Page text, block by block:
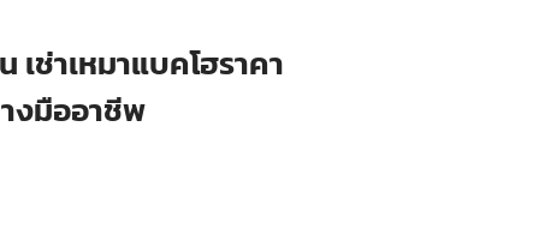
เช่าเหมาแบคโฮราคา
งมืออาชีพ